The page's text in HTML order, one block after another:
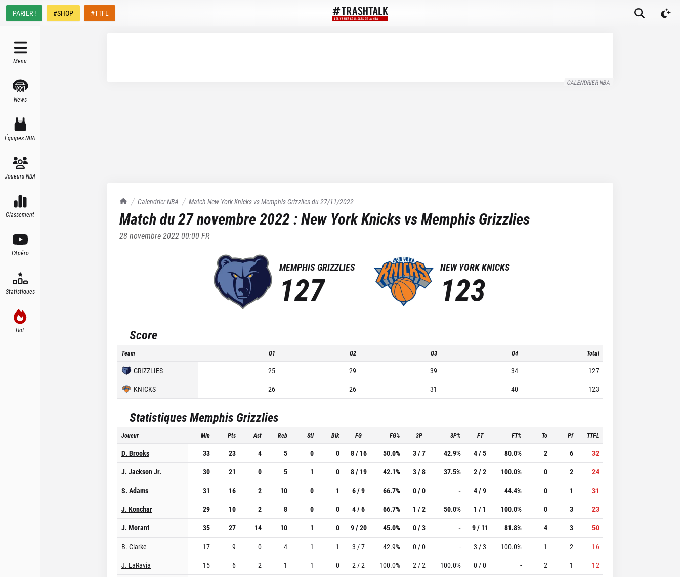
PARIER ! #SHOP #TTFL
Menu
News
Équipes NBA
Joueurs NBA
Classement
L'Apéro
Statistiques
Hot
CALENDRIER NBA
TrashTalk Actu NBA
Calendrier NBA Match New York Knicks vsMemphis Grizzliesdu27/11/2022
Match du27 novembre 2022:New York Knicks vsMemphis Grizzlies
28 novembre 2022 00:00FR
MEMPHIS GRIZZLIES
127
NEW YORK KNICKS
123
Score
Team Q1 Q2 Q3 Q4 Total
GRIZZLIES 25 29 39 34
127
KNICKS
26 26 31 40 123
StatistiquesMemphis Grizzlies
Joueur Min Pts Ast Reb Stl Blk FG FG% 3P 3P% FT FT% To Pf TTFL
D. Brooks 33 23 4 5 0 0 8 / 16 50.0% 3 / 7 42.9% 4 / 5 80.0% 2 6
32
J. Jackson Jr.
30 21 0 5 1 0 8 / 19 42.1% 3 / 8 37.5% 2 / 2 100.0% 0 2
24
S. Adams
31 16 2 10 0 1 6 / 9 66.7% 0 / 0 - 4 / 9 44.4% 0 1
31
J. Konchar
29 10 2 8 0 0 4 / 6 66.7% 1 / 2 50.0% 1 / 1 100.0% 0 3
23
J. Morant
35 27 14 10 1 0 9 / 20 45.0% 0 / 3 - 9 / 11 81.8% 4 3
50
B. Clarke
17 9 0 4 1 1 3 / 7 42.9% 0 / 0 - 3 / 3 100.0% 1 2
16
J. LaRavia
15 6 2 1 1 0 2 / 2 100.0% 2 / 2 100.0% 0 / 0 - 2 1
12